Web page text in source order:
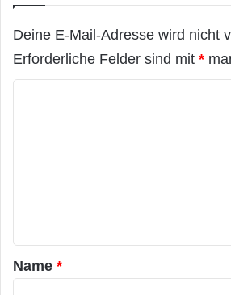
Festnetz
s
e
g
e
n
e
t
Deine E-Mail-Adresse wird nicht
Erforderliche Felder sind mit *
a
r
Name *